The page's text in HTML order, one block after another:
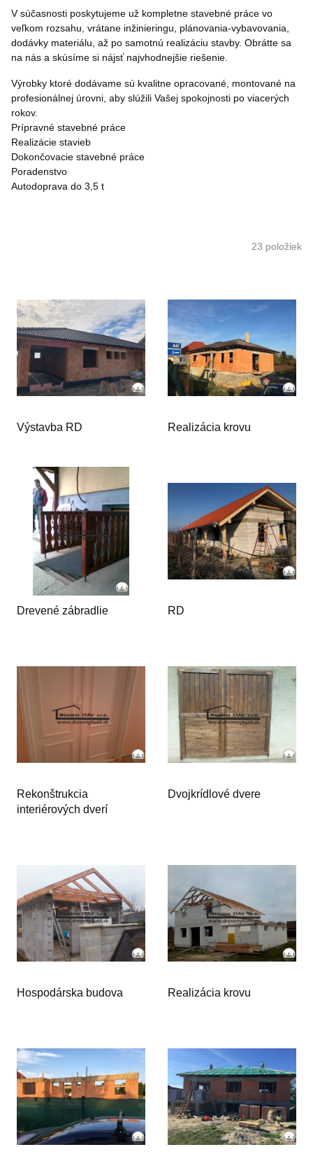
V súčasnosti poskytujeme už kompletne stavebné práce vo
veľkom rozsahu, vrátane inžinieringu, plánovania-vybavovania,
dodávky materiálu, až po samotnú realizáciu stavby. Obrátte sa
na nás a skúsíme si nájsť najvhodnejšie riešenie.
Výrobky ktoré dodávame sú kvalitne opracované, montované na
profesionálnej úrovni, aby slúžili Vašej spokojnosti po viacerých
rokov.
Prípravné stavebné práce
Realizácie stavieb
Dokončovacie stavebné práce
Poradenstvo
Autodoprava do 3,5 t
23 položiek
Výstavba RD Realizácia krovu
Drevené zábradlie RD
Rekonštrukcia
interiérových dverí
Dvojkrídlové dvere
Hospodárska budova Realizácia krovu